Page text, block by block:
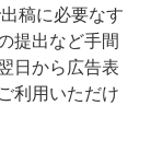
稿に必要なす
提出など手間
日から広告表
利用いただけ